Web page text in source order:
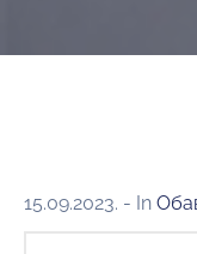
15.09.2023. - In